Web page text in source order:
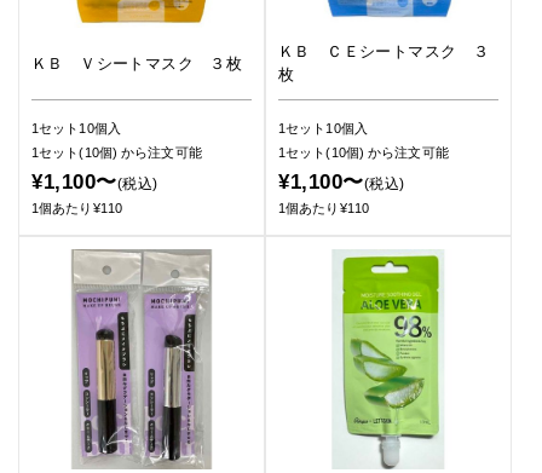
ＫＢ Ｖシートマスク ３枚
1セット10個入
1セット(10個)から注文可能
¥1,100〜(税込)
1個あたり¥110
ＫＢ ＣＥシートマスク ３
枚
1セット10個入
1セット(10個)から注文可能
¥1,100〜(税込)
1個あたり¥110